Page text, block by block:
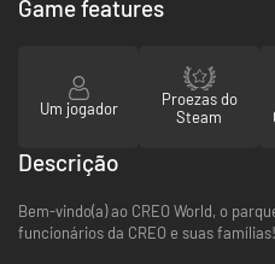
Game features
Um jogador
Proezas do
Steam
Descrição
Bem-vindo(a) ao CREO World, o
funcionários da CREO e suas famílias!